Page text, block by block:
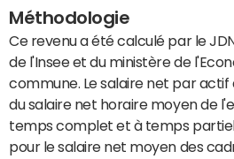
Méthodologie
Ce revenu a été calculé par le
de l'Insee et du ministère de
commune. Le salaire net par
du salaire net horaire moyen de
temps complet et à temps
pour le salaire net moyen des